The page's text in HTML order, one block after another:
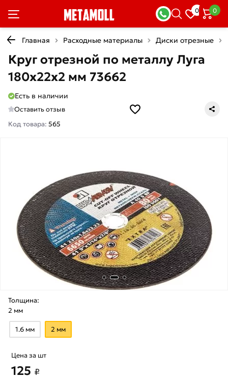
0 0
Главная Расходные материалы Диски отрезные
Круг отрезной по металлу Луга
180х22х2 мм 73662
Есть в наличии
Оставить отзыв
Код товара: 565
Толщина:
2 мм
1.6 мм 2 мм
Цена за шт
125 ₽